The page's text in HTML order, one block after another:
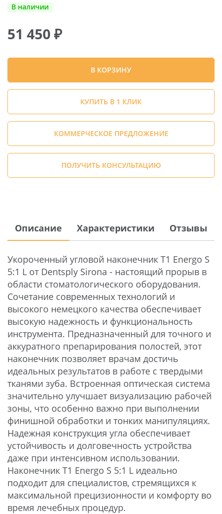
В наличии
51 450 ₽
В КОРЗИНУ
КУПИТЬ В 1 КЛИК
КОММЕРЧЕСКОЕ ПРЕДЛОЖЕНИЕ
ПОЛУЧИТЬ КОНСУЛЬТАЦИЮ
Описание Характеристики Отзывы
Укороченный угловой наконечник T1 Energo S
5:1 L от Dentsply Sirona - настоящий прорыв в
области стоматологического оборудования.
Сочетание современных технологий и
высокого немецкого качества обеспечивает
высокую надежность и функциональность
инструмента. Предназначенный для точного и
аккуратного препарирования полостей, этот
наконечник позволяет врачам достичь
идеальных результатов в работе с твердыми
тканями зуба. Встроенная оптическая система
значительно улучшает визуализацию рабочей
зоны, что особенно важно при выполнении
финишной обработки и тонких манипуляциях.
Надежная конструкция угла обеспечивает
устойчивость и долговечность устройства
даже при интенсивном использовании.
Наконечник T1 Energo S 5:1 L идеально
подходит для специалистов, стремящихся к
максимальной прецизионности и комфорту во
время лечебных процедур.